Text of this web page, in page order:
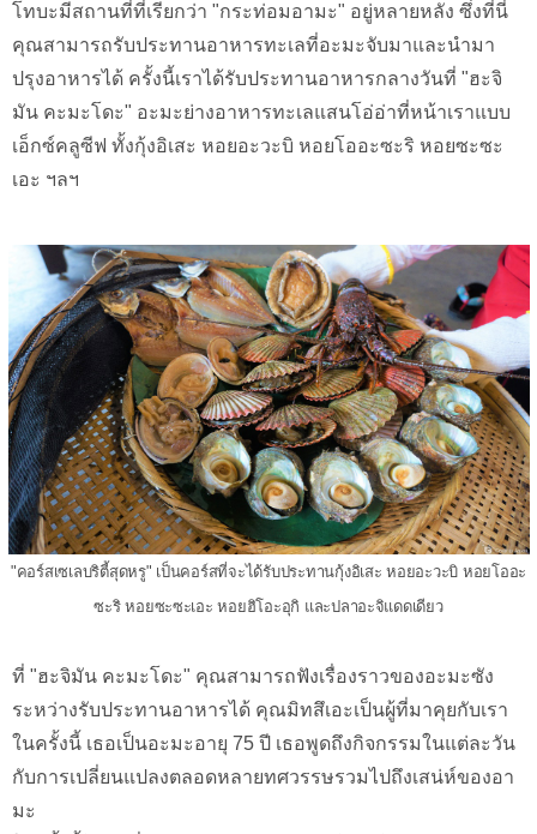
โทบะมีสถานที่ที่เรียกว่า "กระท่อมอามะ" อยู่หลายหลัง ซึ่งที่นี่
คุณสามารถรับประทานอาหารทะเลที่อะมะจับมาและนำมา
ปรุงอาหารได้ ครั้งนี้เราได้รับประทานอาหารกลางวันที่ "ฮะจิ
มัน คะมะโดะ" อะมะย่างอาหารทะเลแสนโอ่อ่าที่หน้าเราแบบ
เอ็กซ์คลูซีฟ ทั้งกุ้งอิเสะ หอยอะวะบิ หอยโออะซะริ หอยซะซะ
เอะ ฯลฯ
"คอร์สเซเลบริตี้สุดหรู" เป็นคอร์สที่จะได้รับประทานกุ้งอิเสะ หอยอะวะบิ หอยโออะ
ซะริ หอยซะซะเอะ หอยฮิโอะอุกิ และปลาอะจิแดดเดียว
ที่ "ฮะจิมัน คะมะโดะ" คุณสามารถฟังเรื่องราวของอะมะซัง
ระหว่างรับประทานอาหารได้ คุณมิทสึเอะเป็นผู้ที่มาคุยกับเรา
ในครั้งนี้ เธอเป็นอะมะอายุ 75 ปี เธอพูดถึงกิจกรรมในแต่ละวัน
กับการเปลี่ยนแปลงตลอดหลายทศวรรษรวมไปถึงเสน่ห์ของอา
มะ